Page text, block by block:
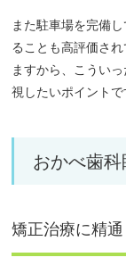
また駐車場を完備
ることも高評価さ
ますから、こうい
視したいポイントで
おかべ歯
矯正治療に精